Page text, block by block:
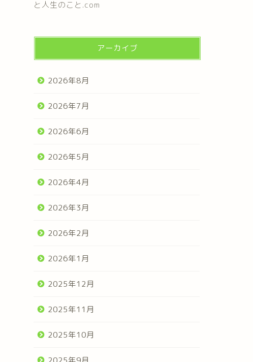
と人生のこと.com
アーカイブ
2026年8月
2026年7月
2026年6月
2026年5月
2026年4月
2026年3月
2026年2月
2026年1月
2025年12月
2025年11月
2025年10月